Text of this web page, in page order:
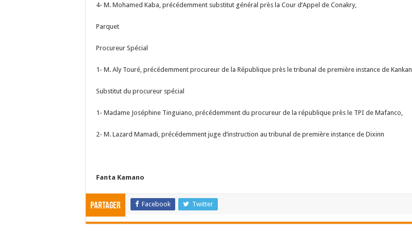
4- M. Mohamed Kaba, précédemment substitut général près la Cour d’Appel de Conakry,
Parquet
Procureur Spécial
1- M. Aly Touré, précédemment procureur de la République près le tribunal de première instance de Kankan,
Substitut du procureur spécial
1- Madame Joséphine Tinguiano, précédemment du procureur de la république près le TPI de Mafanco,
2- M. Lazard Mamadi, précédemment juge d’instruction au tribunal de première instance de Dixinn
Fanta Kamano
Partager Facebook Twitter